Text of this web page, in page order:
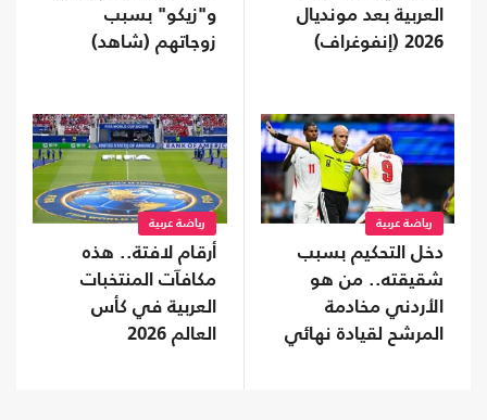
العربية بعد مونديال
2026 (إنفوغراف)
و"زيكو" بسبب
زوجاتهم (شاهد)
رياضة عربية
دخل التحكيم بسبب
شقيقته.. من هو
الأردني مخادمة
المرشح لقيادة نهائي
رياضة عربية
أرقام لافتة.. هذه
مكافآت المنتخبات
العربية في كأس
العالم 2026